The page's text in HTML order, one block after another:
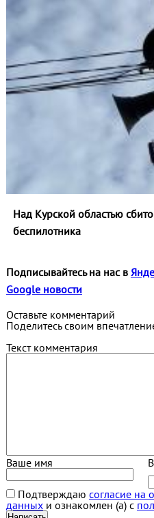
Над Курской областью
беспилотника
Подписывайтесь на нас в
Google новости
Оставьте комментарий
Поделитесь своим
Текст комментария
Ваше имя
Подтверждаю согласие на
данныхи ознакомлен (а) с